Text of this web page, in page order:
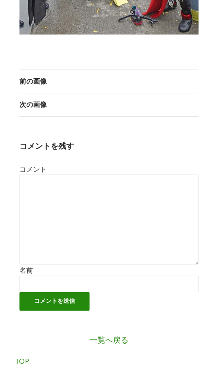
前の画像
次の画像
コメントを残す
コメント
名前
一覧へ戻る
TOP